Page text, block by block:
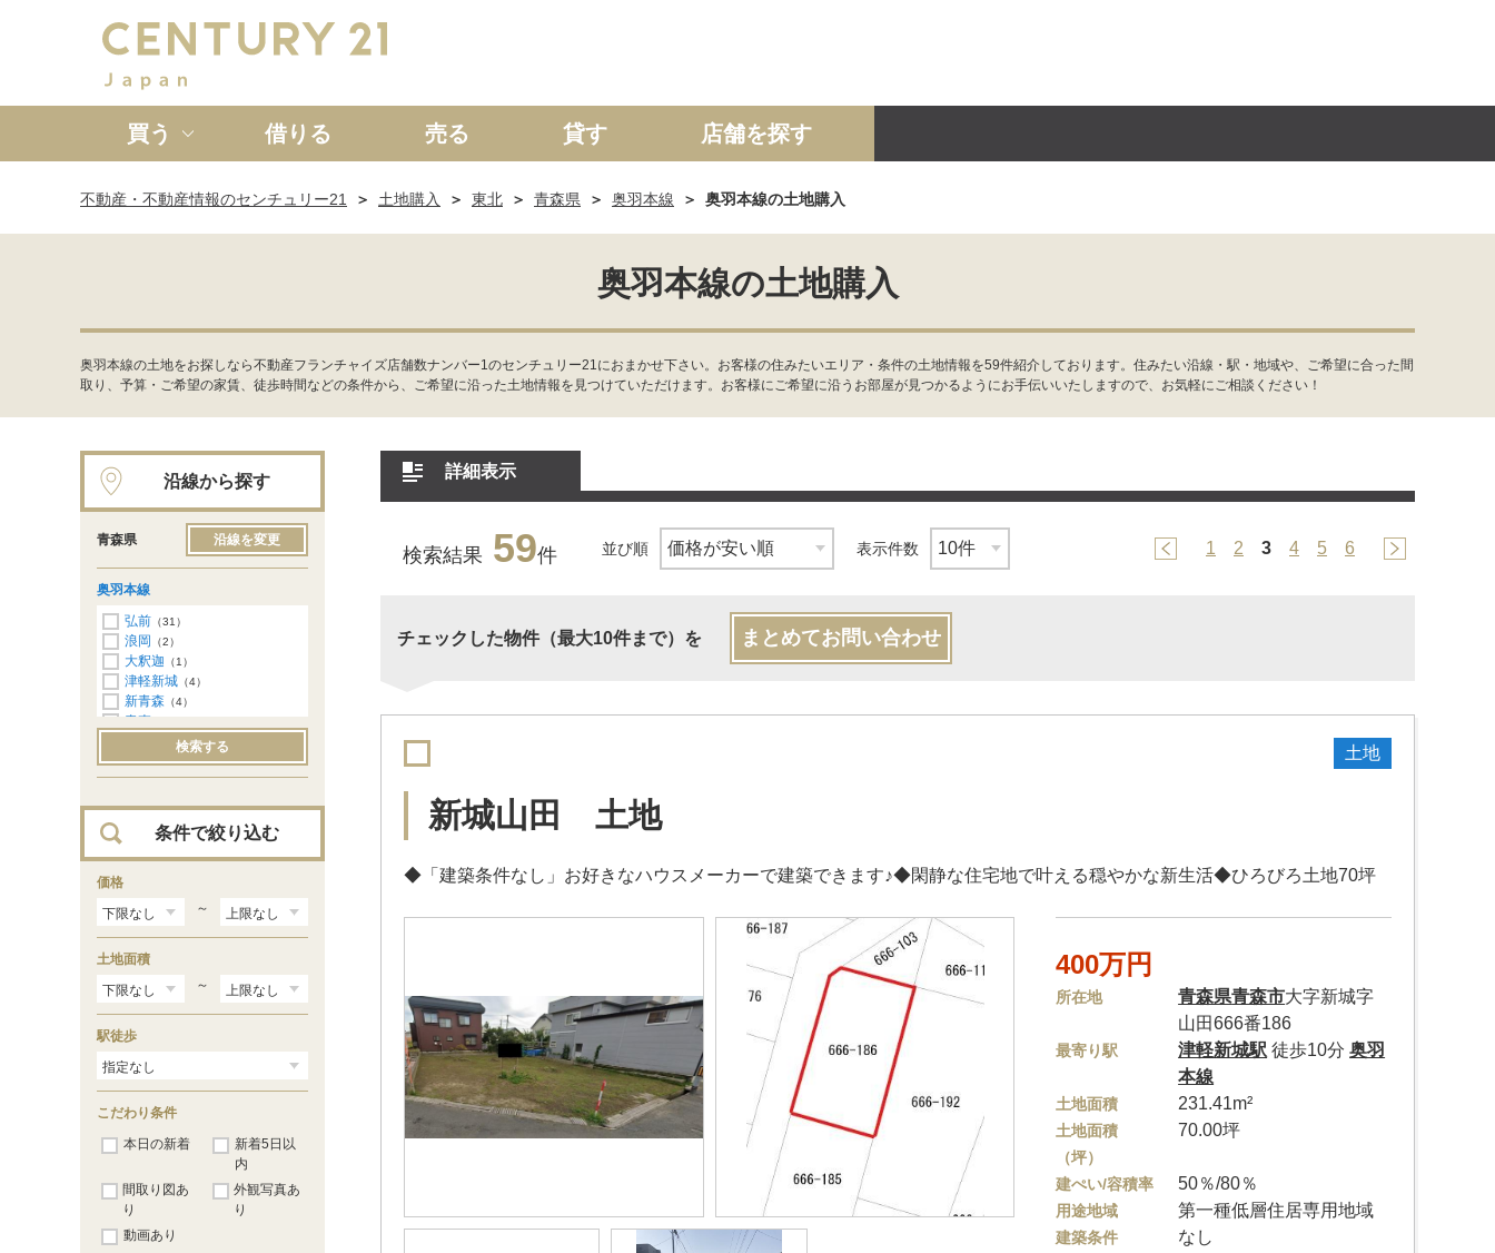
買う
新築一戸建て 中古一戸建て マンション 土地
借りる 売る 貸す 店舗を探す
不動産・不動産情報のセンチュリー21 土地購入 東北 青森県 奥羽本線 奥羽本線の土地購入
奥羽本線の土地購入
奥羽本線の土地をお探しなら不動産フランチャイズ店舗数ナンバー1のセンチュリー21におまかせ下さい。お客様の住みたいエリア・条件の土地情報を59件紹介しております。住みたい沿線・駅・地域や、ご希望に合った間
取り、予算・ご希望の家賃、徒歩時間などの条件から、ご希望に沿った土地情報を見つけていただけます。お客様にご希望に沿うお部屋が見つかるようにお手伝いいたしますので、お気軽にご相談ください！
詳細表示
検索結果 59件 並び順 表示件数 1 2 3 4 5 6
チェックした物件（最大10件まで）を まとめてお問い合わせ
土地
新城山田 土地
◆「建築条件なし」お好きなハウスメーカーで建築できます♪◆閑静な住宅地で叶える穏やかな新生活◆ひろびろ土地70坪
400万円
所在地 青森県青森市大字新城字
山田666番186
最寄り駅 津軽新城駅 徒歩10分奥羽
本線
土地面積 231.41m²
土地面積
（坪）
70.00坪
建ぺい/容積率 50％/80％
用途地域 第一種低層住居専用地域
建築条件 なし
沿線から探す
青森県 沿線を変更
奥羽本線
弘前 （31）
浪岡 （2）
大釈迦 （1）
津軽新城 （4）
新青森 （4）
青森
検索する
条件で絞り込む
価格
～
土地面積
～
駅徒歩
こだわり条件
本日の新着
新着5日以
内
間取り図あ
り
外観写真あ
り
動画あり